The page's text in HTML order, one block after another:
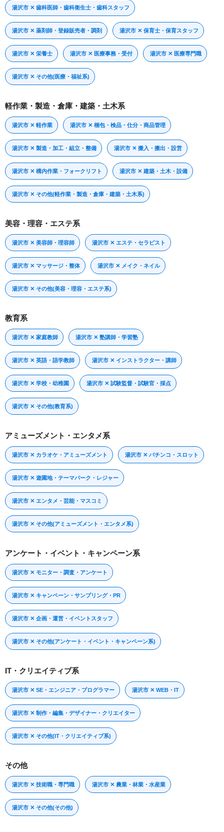
湯沢市 ✕ 歯科医師・歯科衛生士・歯科スタッフ
湯沢市 ✕ 薬剤師・登録販売者・調剤 湯沢市 ✕ 保育士・保育スタッフ
湯沢市 ✕ 栄養士 湯沢市 ✕ 医療事務・受付 湯沢市 ✕ 医療専門職
湯沢市 ✕ その他(医療・福祉系)
軽作業・製造・倉庫・建築・土木系
湯沢市 ✕ 軽作業 湯沢市 ✕ 梱包・検品・仕分・商品管理
湯沢市 ✕ 製造・加工・組立・整備 湯沢市 ✕ 搬入・搬出・設営
湯沢市 ✕ 構内作業・フォークリフト 湯沢市 ✕ 建築・土木・設備
湯沢市 ✕ その他(軽作業・製造・倉庫・建築・土木系)
美容・理容・エステ系
湯沢市 ✕ 美容師・理容師 湯沢市 ✕ エステ・セラピスト
湯沢市 ✕ マッサージ・整体 湯沢市 ✕ メイク・ネイル
湯沢市 ✕ その他(美容・理容・エステ系)
教育系
湯沢市 ✕ 家庭教師 湯沢市 ✕ 塾講師・学習塾
湯沢市 ✕ 英語・語学教師 湯沢市 ✕ インストラクター・講師
湯沢市 ✕ 学校・幼稚園 湯沢市 ✕ 試験監督・試験官・採点
湯沢市 ✕ その他(教育系)
アミューズメント・エンタメ系
湯沢市 ✕ カラオケ・アミューズメント 湯沢市 ✕ パチンコ・スロット
湯沢市 ✕ 遊園地・テーマパーク・レジャー
湯沢市 ✕ エンタメ・芸能・マスコミ
湯沢市 ✕ その他(アミューズメント・エンタメ系)
アンケート・イベント・キャンペーン系
湯沢市 ✕ モニター・調査・アンケート
湯沢市 ✕ キャンペーン・サンプリング・PR
湯沢市 ✕ 企画・運営・イベントスタッフ
湯沢市 ✕ その他(アンケート・イベント・キャンペーン系)
IT・クリエイティブ系
湯沢市 ✕ SE・エンジニア・プログラマー 湯沢市 ✕ WEB・IT
湯沢市 ✕ 制作・編集・デザイナー・クリエイター
湯沢市 ✕ その他(IT・クリエイティブ系)
その他
湯沢市 ✕ 技術職・専門職 湯沢市 ✕ 農業・林業・水産業
湯沢市 ✕ その他(その他)